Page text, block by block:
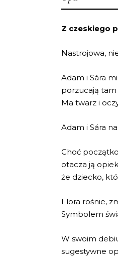
Z czeskiego
Nastrojowa,
Adam i Sára
porzucają tam
Ma twarz i
Adam i Sára
Choć
otacza ją
że dziecko,
Flora rośnie,
Symbolem
W swoim
sugestywne